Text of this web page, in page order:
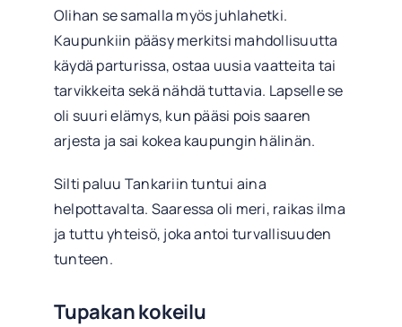
Olihan se samalla myös juhlahetki.
Kaupunkiin pääsy merkitsi mahdollisuutta
käydä parturissa, ostaa uusia vaatteita tai
tarvikkeita sekä nähdä tuttavia. Lapselle se
oli suuri elämys, kun pääsi pois saaren
arjesta ja sai kokea kaupungin hälinän.
Silti paluu Tankariin tuntui aina
helpottavalta. Saaressa oli meri, raikas ilma
ja tuttu yhteisö, joka antoi turvallisuuden
tunteen.
Tupakan kokeilu